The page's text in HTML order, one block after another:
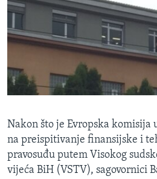
MAGAZIN
O GLASU AMERIKE
Learning English
PRATITE NAS
Jezici
Nakon što je Evropska komisija
na preispitivanje finansijske i
pravosuđu putem Visokog
vijeća BiH (VSTV), sagovornici